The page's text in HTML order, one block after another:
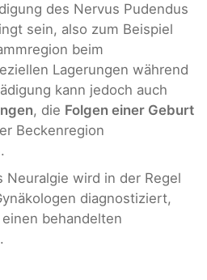
des Nervus Pudendus
sein, also zum Beispiel
beim
Lagerungen während
kann jedoch auch
, die Folgen einer Geburt
Beckenregion
Neuralgie wird in der Regel
diagnostiziert,
behandelten